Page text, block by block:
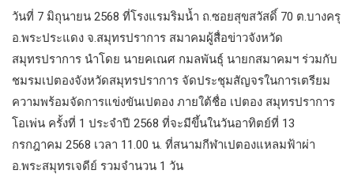
วันที่ 7 มิถุนายน 2568 ที่โรงแรมริมน้ำ ถ.ซอยสุขสวัสดิ์ 70 ต.บางครุ
อ.พระประแดง จ.สมุทรปราการ สมาคมผู้สื่อข่าวจังหวัด
สมุทรปราการ นำโดย นายคเณศ กมลพันธุ์ นายกสมาคมฯ ร่วมกับ
ชมรมเปตองจังหวัดสมุทรปราการ จัดประชุมสัญจรในการเตรียม
ความพร้อมจัดการแข่งขันเปตอง ภายใต้ชื่อ เปตอง สมุทรปราการ
โอเพ่น ครั้งที่ 1 ประจำปี 2568 ที่จะมีขึ้นในวันอาทิตย์ที่ 13
กรกฎาคม 2568 เวลา 11.00 น. ที่สนามกีฬาเปตองแหลมฟ้าผ่า
อ.พระสมุทรเจดีย์ รวมจำนวน 1 วัน